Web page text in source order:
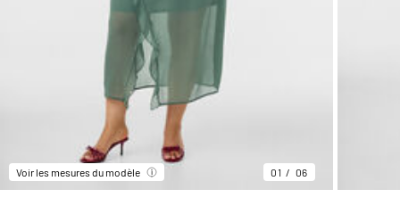
Voir les mesures du modèle 01 06